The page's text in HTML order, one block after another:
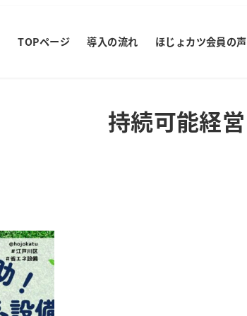
TOPページ 導入の流れ ほじょカツ会員の声
持続可能経営